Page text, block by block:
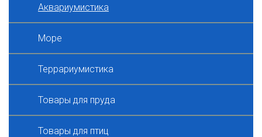
Аквариумистика
Море
Террариумистика
Товары для пруда
Товары для птиц